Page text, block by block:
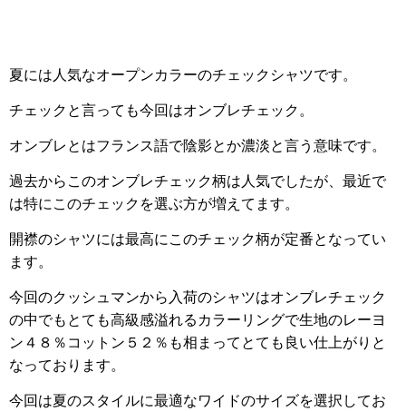
夏には人気なオープンカラーのチェックシャツです。
チェックと言っても今回はオンブレチェック。
オンブレとはフランス語で陰影とか濃淡と言う意味です。
過去からこのオンブレチェック柄は人気でしたが、最近で
は特にこのチェックを選ぶ方が増えてます。
開襟のシャツには最高にこのチェック柄が定番となってい
ます。
今回のクッシュマンから入荷のシャツはオンブレチェック
の中でもとても高級感溢れるカラーリングで生地のレーヨ
ン４８％コットン５２％も相まってとても良い仕上がりと
なっております。
今回は夏のスタイルに最適なワイドのサイズを選択してお